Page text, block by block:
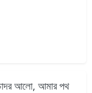
চাদর আলো, আমার পথ